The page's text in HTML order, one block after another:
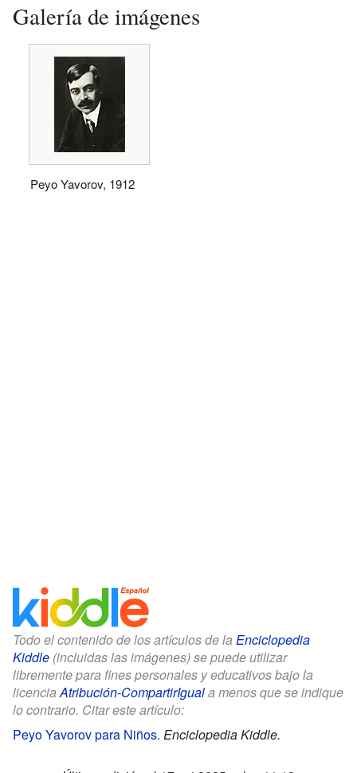
Galería de imágenes
Peyo Yavorov, 1912
Todo el contenido de los artículos de la Enciclopedia
Kiddle (incluidas las imágenes) se puede utilizar
libremente para fines personales y educativos bajo la
licencia Atribución-CompartirIguala menos que se indique
lo contrario. Citar este artículo:
Peyo Yavorov para Niños. Enciclopedia Kiddle.